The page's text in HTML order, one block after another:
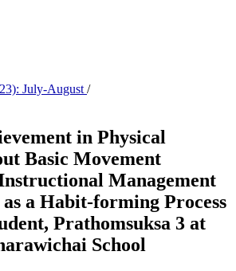
July-August /
in Physical
Basic Movement
Management
as a Habit-forming Process
Prathomsuksa 3 at
School